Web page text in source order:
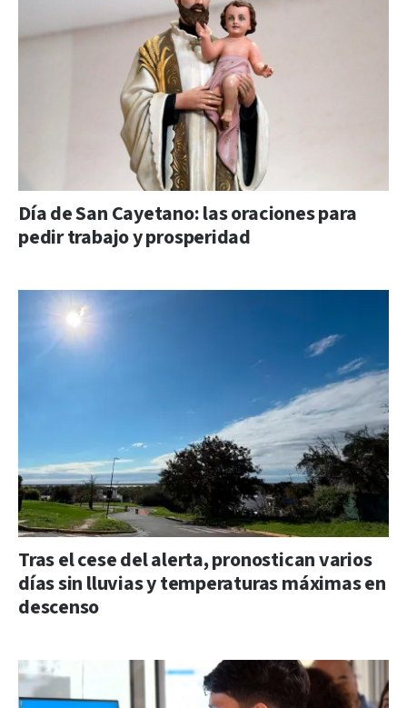
Día de San Cayetano: las oraciones para
pedir trabajo y prosperidad
Tras el cese del alerta, pronostican varios
días sin lluvias y temperaturas máximas en
descenso